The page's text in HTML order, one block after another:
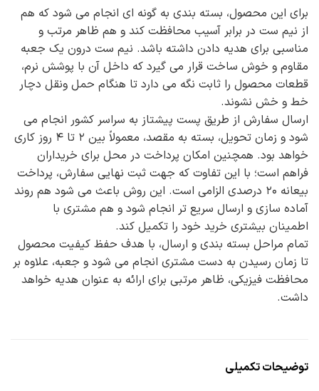
برای این محصول، بسته بندی به گونه ای انجام می شود که هم
از نیم ست در برابر آسیب محافظت کند و هم ظاهر مرتب و
مناسبی برای هدیه دادن داشته باشد. نیم ست درون یک جعبه
مقاوم و خوش ساخت قرار می گیرد که داخل آن با پوشش نرم،
قطعات محصول را ثابت نگه می دارد تا هنگام حمل ونقل دچار
خط و خش نشوند.
ارسال سفارش از طریق پست پیشتاز به سراسر کشور انجام می
شود و زمان تحویل، بسته به مقصد، معمولاً بین ۲ تا ۴ روز کاری
خواهد بود. همچنین امکان پرداخت در محل برای خریداران
فراهم است؛ با این تفاوت که جهت ثبت نهایی سفارش، پرداخت
بیعانه ۲۰ درصدی الزامی است. این روش باعث می شود هم روند
آماده سازی و ارسال سریع تر انجام شود و هم مشتری با
اطمینان بیشتری خرید خود را تکمیل کند.
تمام مراحل بسته بندی و ارسال، با هدف حفظ کیفیت محصول
تا زمان رسیدن به دست مشتری انجام می شود و جعبه، علاوه بر
محافظت فیزیکی، ظاهر مرتبی برای ارائه به عنوان هدیه خواهد
داشت.
توضیحات تکمیلی